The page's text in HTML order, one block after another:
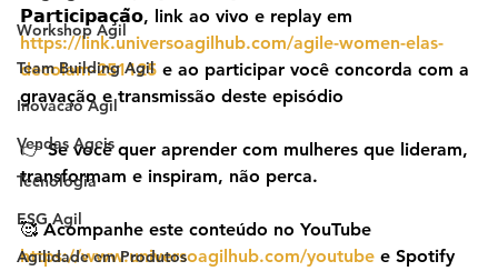
Workshop Agil
Team Building Agil
Inovacao Agil
Vendas Ageis
Tecnologia
ESG Agil
Agilidade em Produtos
𝗣𝗮𝗿𝘁𝗶𝗰𝗶𝗽𝗮𝗰̧𝗮̃𝗼, link ao vivo e replay em
https://link.universoagilhub.com/agile-women-elas-
decolam-251125 e ao participar você concorda com a
gravação e transmissão deste episódio
👉 Se você quer aprender com mulheres que lideram,
transformam e inspiram, não perca.
🥰 Acompanhe este conteúdo no YouTube
https://www.universoagilhub.com/youtube e Spotify